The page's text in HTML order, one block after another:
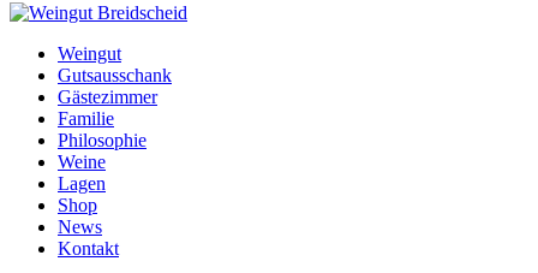
Weingut
Gutsausschank
Gästezimmer
Familie
Philosophie
Weine
Lagen
Shop
News
Kontakt